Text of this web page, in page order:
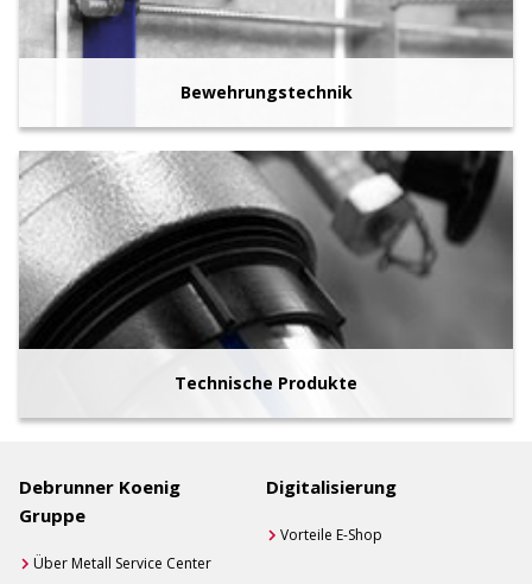
Bewehrungstechnik
Technische Produkte
Debrunner Koenig
Gruppe
Über Metall Service Center
Digitalisierung
Vorteile E-Shop